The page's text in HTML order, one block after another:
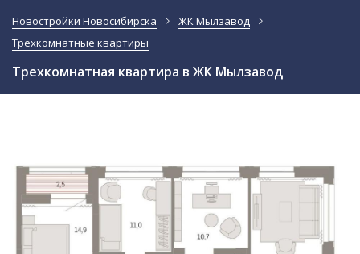
Новостройки Новосибирска
ЖК Мылзавод
Трехкомнатные квартиры
Трехкомнатная квартира в ЖК Мылзавод